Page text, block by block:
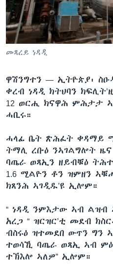
ቂሔ ጽልሚ
ቋንቋታት
መጻረይ ነዳዲ
ዋሽንግተን — ኢትዮጵያ፡
ቀረብ ነዳዲ ክትህባን
12 ወርሒ ክናዋሕ ምሕታታ
ሓቢሩ።
ሓላፊ ቤት ጽሕፈት ቀዳማይ
ትማሊ ረቡዕ ንኣገልግሎት
ባጤራ ወጻኢን ዘይብቑዕ
1.6 ሚልዮን ቶን ዝምዘን
ክጸንሕ ኣገዲዱ’ዩ ኢሎም።
“ ነዳዲ ንምእታው ኣብ ልዝብ
አረጋ “ ዝርዝር’ቲ መደብ
ብስሩዕ ዝተመደበ ውጥን ግን
ተወሳኺ ባጤራ ወጻኢ ኣብ
ተኽእሎ ኣለዎ” ኢሎም።